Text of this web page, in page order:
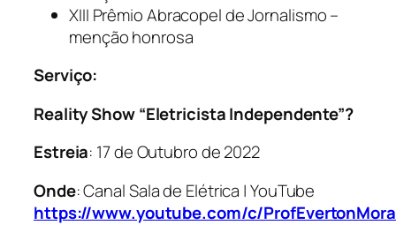
XIII Prêmio Abracopel de Jornalismo –
menção honrosa
Serviço:
Reality Show “Eletricista Independente”?
Estreia: 17 de Outubro de 2022
Onde: Canal Sala de Elétrica | YouTube
https://www.youtube.com/c/